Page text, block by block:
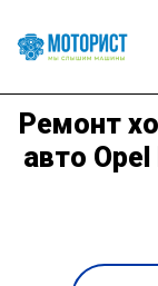
Ремонт
авто